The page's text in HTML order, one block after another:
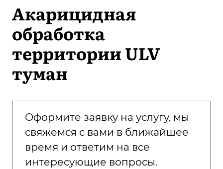
Акарицидная
обработка
территории ULV
туман
Оформите заявку на услугу, мы
свяжемся с вами в ближайшее
время и ответим на все
интересующие вопросы.